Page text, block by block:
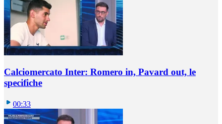
Calciomercato Inter: Romero in, Pavard out, le
specifiche
00:33